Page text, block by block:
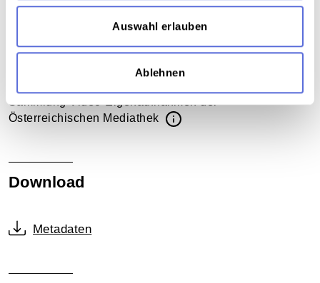
Auswahl erlauben
Ablehnen
"Lichtermeer" als Gegendemonstration zu dem von
der FPÖ initiierten Volksbegehren "Österreich
Sammlungsgeschichte
Sammlung Video-Eigenaufnahmen der
Österreichischen Mediathek
Download
Metadaten